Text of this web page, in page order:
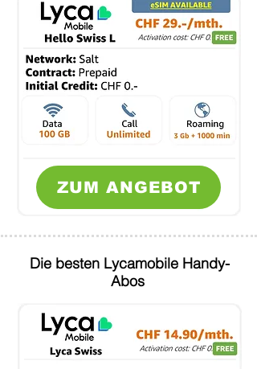
ZUM ANGEBOT
Die besten Lycamobile Handy-
Abos